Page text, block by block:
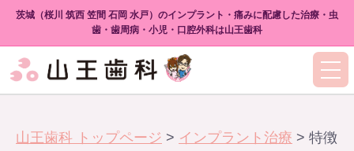
茨城（桜川 筑西 笠間 石岡 水戸）のインプラント・痛みに配慮した治療・虫
歯・歯周病・小児・口腔外科は山王歯科
山王歯科 トップページ > インプラント治療 > 特徴